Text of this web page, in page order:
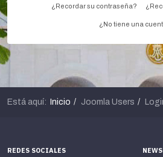
¿Recordar su contraseña?
¿No tiene una
Está aquí: Inicio Joomla Users
REDES SOCIALES